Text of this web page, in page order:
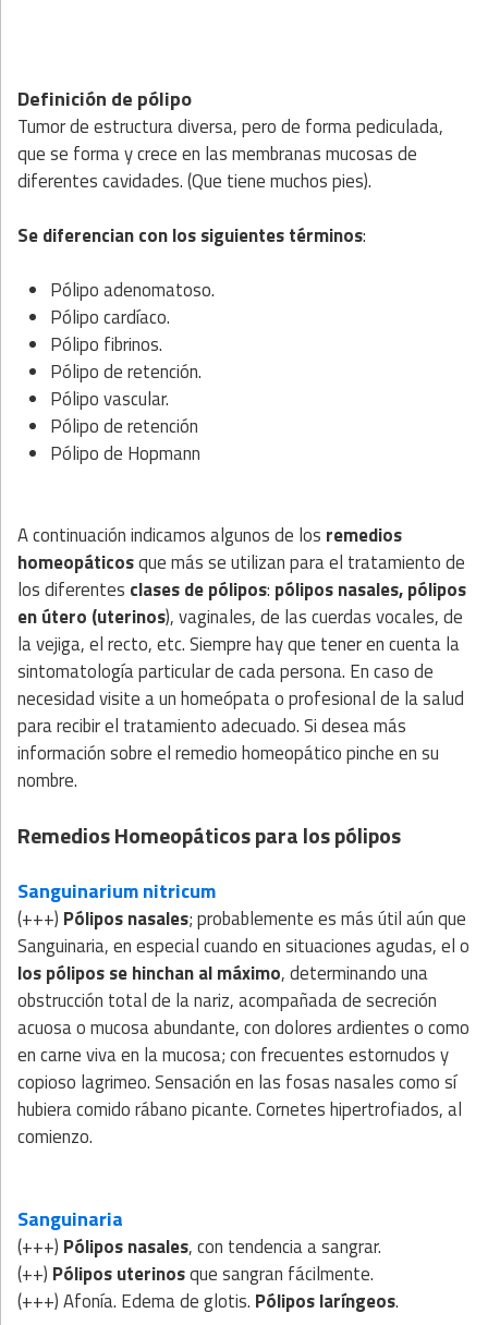
Definición de pólipo
Tumor de estructura diversa, pero de forma pediculada,
que se forma y crece en las membranas mucosas de
diferentes cavidades. (Que tiene muchos pies).
Se diferencian con los siguientes términos:
Pólipo adenomatoso.
Pólipo cardíaco.
Pólipo fibrinos.
Pólipo de retención.
Pólipo vascular.
Pólipo de retención
Pólipo de Hopmann
A continuación indicamos algunos de los remedios
homeopáticosque más se utilizan para el tratamiento de
los diferentes clases de pólipos: pólipos nasales, pólipos
en útero (uterinos), vaginales, de las cuerdas vocales, de
la vejiga, el recto, etc. Siempre hay que tener en cuenta la
sintomatología particular de cada persona. En caso de
necesidad visite a un homeópata o profesional de la salud
para recibir el tratamiento adecuado. Si desea más
información sobre el remedio homeopático pinche en su
nombre.
Remedios Homeopáticos para los pólipos
Sanguinarium nitricum
(+++) Pólipos nasales; probablemente es más útil aún que
Sanguinaria, en especial cuando en situaciones agudas, el o
los pólipos se hinchan al máximo, determinando una
obstrucción total de la nariz, acompañada de secreción
acuosa o mucosa abundante, con dolores ardientes o como
en carne viva en la mucosa; con frecuentes estornudos y
copioso lagrimeo. Sensación en las fosas nasales como sí
hubiera comido rábano picante. Cornetes hipertrofiados, al
comienzo.
Sanguinaria
(+++) Pólipos nasales, con tendencia a sangrar.
(++) Pólipos uterinosque sangran fácilmente.
(+++) Afonía. Edema de glotis. Pólipos laríngeos.